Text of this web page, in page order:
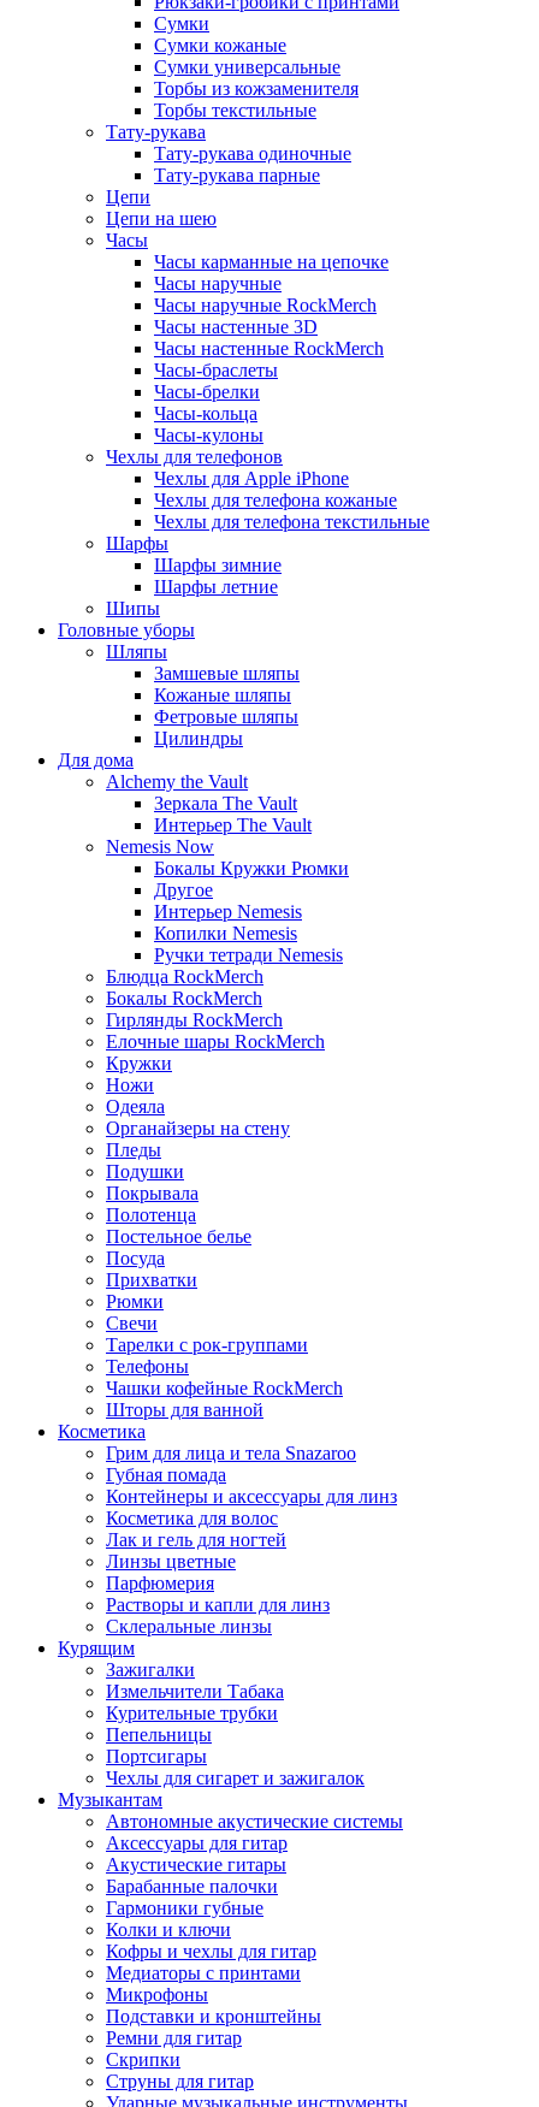
Сумки
Сумки кожаные
Сумки универсальные
Торбы из кожзаменителя
Торбы текстильные
Тату-рукава
Тату-рукава одиночные
Тату-рукава парные
Цепи
Цепи на шею
Часы
Часы карманные на цепочке
Часы наручные
Часы наручные RockMerch
Часы настенные 3D
Часы настенные RockMerch
Часы-браслеты
Часы-брелки
Часы-кольца
Часы-кулоны
Чехлы для телефонов
Чехлы для Apple iPhone
Чехлы для телефона кожаные
Чехлы для телефона текстильные
Шарфы
Шарфы зимние
Шарфы летние
Шипы
Головные уборы
Шляпы
Замшевые шляпы
Кожаные шляпы
Фетровые шляпы
Цилиндры
Для дома
Alchemy the Vault
Зеркала The Vault
Интерьер The Vault
Nemesis Now
Бокалы Кружки Рюмки
Другое
Интерьер Nemesis
Копилки Nemesis
Ручки тетради Nemesis
Блюдца RockMerch
Бокалы RockMerch
Гирлянды RockMerch
Елочные шары RockMerch
Кружки
Ножи
Одеяла
Органайзеры на стену
Пледы
Подушки
Покрывала
Полотенца
Постельное белье
Посуда
Прихватки
Рюмки
Свечи
Тарелки с рок-группами
Телефоны
Чашки кофейные RockMerch
Шторы для ванной
Косметика
Грим для лица и тела Snazaroo
Губная помада
Контейнеры и аксессуары для линз
Косметика для волос
Лак и гель для ногтей
Линзы цветные
Парфюмерия
Растворы и капли для линз
Склеральные линзы
Курящим
Зажигалки
Измельчители Табака
Курительные трубки
Пепельницы
Портсигары
Чехлы для сигарет и зажигалок
Музыкантам
Автономные акустические системы
Аксессуары для гитар
Акустические гитары
Барабанные палочки
Гармоники губные
Колки и ключи
Кофры и чехлы для гитар
Медиаторы с принтами
Микрофоны
Подставки и кронштейны
Ремни для гитар
Скрипки
Струны для гитар
Ударные музыкальные инструменты